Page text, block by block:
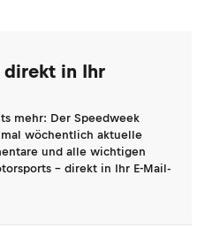
direkt in Ihr
mehr: Der Speedweek
wöchentlich aktuelle
und alle wichtigen
- direkt in Ihr E-Mail-